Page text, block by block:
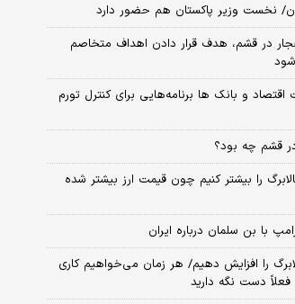
نخست وزیر پاکستان هم حضور دارد
در قشم، هدف قرار دادن اهداف متخاصم
اقتصاد و بانک ها برنامه‌هایی برای کنترل تورم
قشم چه بود؟
را بیشتر کنیم چون قیمت ارز بیشتر شده
با بن سلمان درباره ایران
را افزایش دهیم/ هر زمان می‌خواهیم کاری
دست نگه دارید